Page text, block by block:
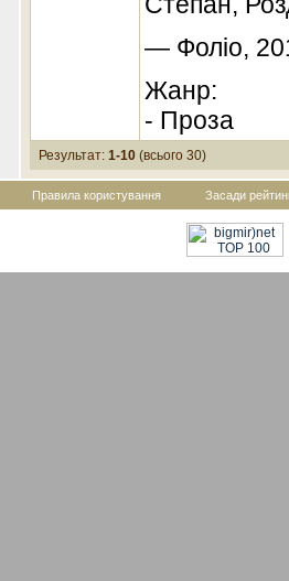
— Фоліо,
Жанр:
- Проза
Результат: 1-10 (всього 30)
Правила користування Засади